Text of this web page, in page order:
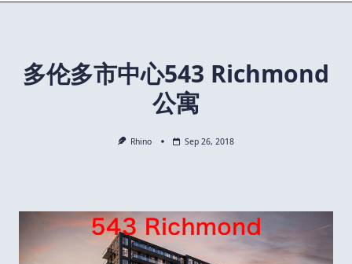
多伦多市中心543 Richmond
公寓
Rhino Sep 26, 2018